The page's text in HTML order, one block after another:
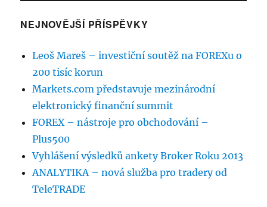
NEJNOVĚJŠÍ PŘÍSPĚVKY
Leoš Mareš – investiční soutěž na FOREXu o
200 tisíc korun
Markets.com představuje mezinárodní
elektronický finanční summit
FOREX – nástroje pro obchodování –
Plus500
Vyhlášení výsledků ankety Broker Roku 2013
ANALYTIKA – nová služba pro tradery od
TeleTRADE